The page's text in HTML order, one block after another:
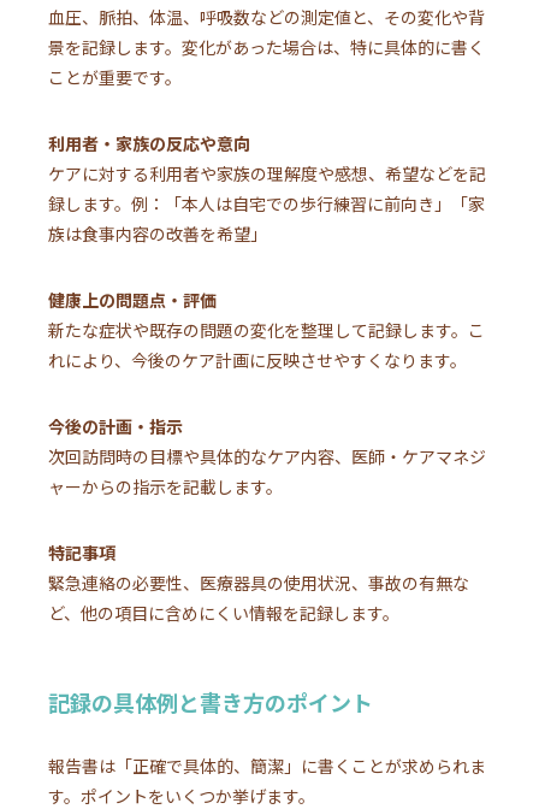
血圧、脈拍、体温、呼吸数などの測定値と、その変化や背
景を記録します。変化があった場合は、特に具体的に書く
ことが重要です。
利用者・家族の反応や意向
ケアに対する利用者や家族の理解度や感想、希望などを記
録します。例：「本人は自宅での歩行練習に前向き」「家
族は食事内容の改善を希望」
健康上の問題点・評価
新たな症状や既存の問題の変化を整理して記録します。こ
れにより、今後のケア計画に反映させやすくなります。
今後の計画・指示
次回訪問時の目標や具体的なケア内容、医師・ケアマネジ
ャーからの指示を記載します。
特記事項
緊急連絡の必要性、医療器具の使用状況、事故の有無な
ど、他の項目に含めにくい情報を記録します。
記録の具体例と書き方のポイント
報告書は「正確で具体的、簡潔」に書くことが求められま
す。ポイントをいくつか挙げます。